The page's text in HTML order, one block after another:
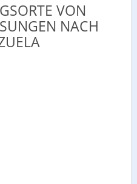
VON
NACH